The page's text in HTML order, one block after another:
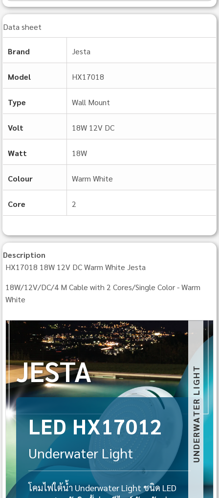
Data sheet
Brand Jesta
Model HX17018
Type Wall Mount
Volt 18W 12V DC
Watt 18W
Colour Warm White
Core 2
Description
HX17018 18W 12V DC Warm White Jesta
18W/12V/DC/4 M Cable with 2 Cores/Single Color - Warm
White
JESTA
LED HX17012
Underwater Light
โคมไฟใต้น้ำ Underwater Light ชนิด LED
UNDERWATER LIGHT